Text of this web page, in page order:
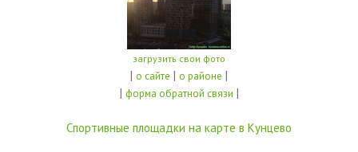
загрузить свои фото
| о сайте | о районе |
| форма обратной связи |
Спортивные площадки на карте в Кунцево